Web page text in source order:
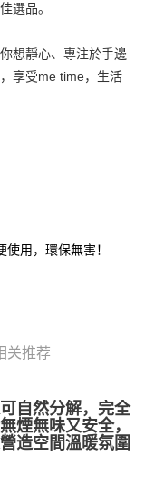
選品。
想靜心、專注於手邊
享受me time，生活
用，環保無害！
关推荐
自然分解，完全
煙無味又安全，
造空間溫暖氛圍